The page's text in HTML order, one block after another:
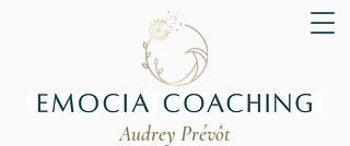
Audrey Prévôt